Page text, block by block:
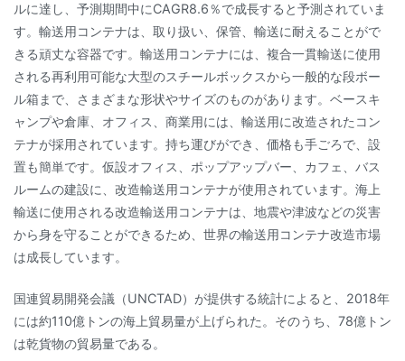
ルに達し、予測期間中にCAGR8.6％で成長すると予測されていま
す。輸送用コンテナは、取り扱い、保管、輸送に耐えることがで
きる頑丈な容器です。輸送用コンテナには、複合一貫輸送に使用
される再利用可能な大型のスチールボックスから一般的な段ボー
ル箱まで、さまざまな形状やサイズのものがあります。ベースキ
ャンプや倉庫、オフィス、商業用には、輸送用に改造されたコン
テナが採用されています。持ち運びができ、価格も手ごろで、設
置も簡単です。仮設オフィス、ポップアップバー、カフェ、バス
ルームの建設に、改造輸送用コンテナが使用されています。海上
輸送に使用される改造輸送用コンテナは、地震や津波などの災害
から身を守ることができるため、世界の輸送用コンテナ改造市場
は成長しています。
国連貿易開発会議（UNCTAD）が提供する統計によると、2018年
には約110億トンの海上貿易量が上げられた。そのうち、78億トン
は乾貨物の貿易量である。